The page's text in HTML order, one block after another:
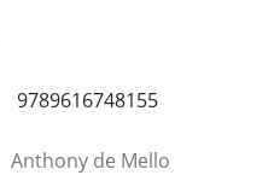
9789616748155
Anthony de Mello